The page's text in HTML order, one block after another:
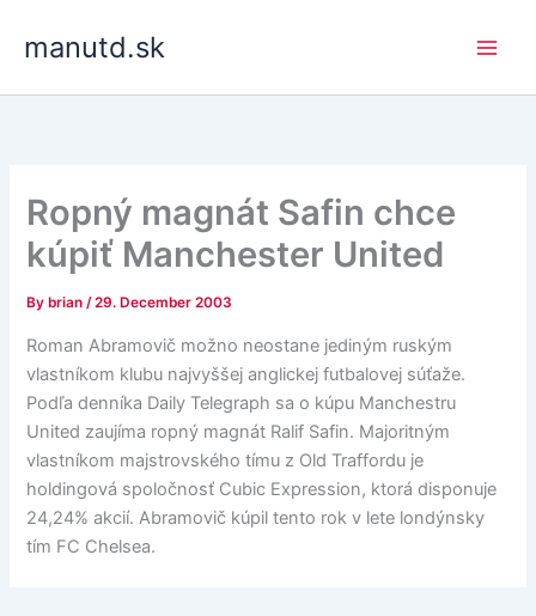
manutd.sk
Ropný magnát Safin chce
kúpiť Manchester United
By brian/29. December 2003
Roman Abramovič možno neostane jediným ruským
vlastníkom klubu najvyššej anglickej futbalovej súťaže.
Podľa denníka Daily Telegraph sa o kúpu Manchestru
United zaujíma ropný magnát Ralif Safin. Majoritným
vlastníkom majstrovského tímu z Old Traffordu je
holdingová spoločnosť Cubic Expression, ktorá disponuje
24,24% akcií. Abramovič kúpil tento rok v lete londýnsky
tím FC Chelsea.